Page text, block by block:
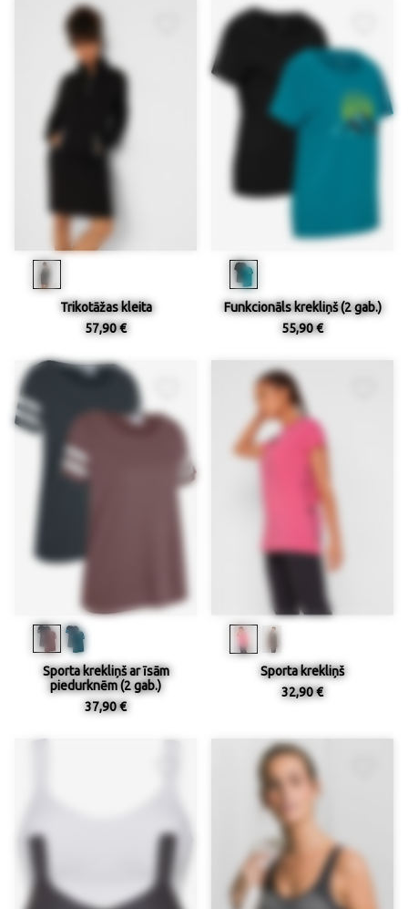
Trikotāžas kleita
57,90 €
Funkcionāls krekliņš (2 gab.)
55,90 €
Sporta krekliņš ar īsām
piedurknēm (2 gab.)
37,90 €
Sporta krekliņš
32,90 €